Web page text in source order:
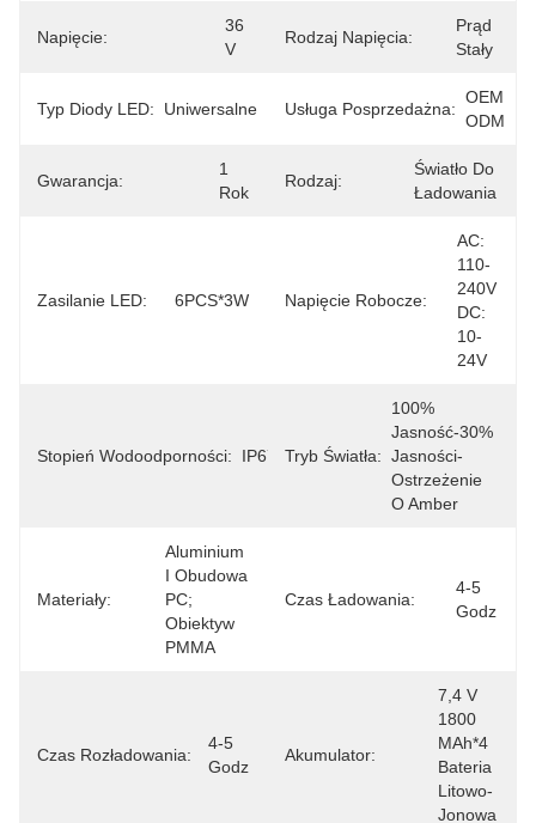
Napięcie:
36
V
Rodzaj Napięcia:
Prąd
Stały
Typ Diody LED: Uniwersalne Usługa Posprzedażna:
OEM
ODM
Gwarancja:
1
Rok
Rodzaj:
Światło Do
Ładowania
Zasilanie LED: 6PCS*3W Napięcie Robocze:
AC:
110-
240V
DC:
10-
24V
Stopień Wodoodporności: IP67 Tryb Światła:
100%
Jasność-30%
Jasności-
Ostrzeżenie
O Amber
Materiały:
Aluminium
I Obudowa
PC;
Obiektyw
PMMA
Czas Ładowania:
4-5
Godz
Czas Rozładowania:
4-5
Godz
Akumulator:
7,4 V
1800
MAh*4
Bateria
Litowo-
Jonowa